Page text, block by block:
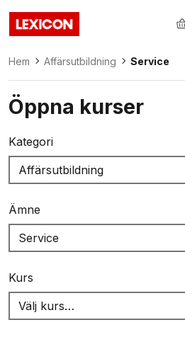
Lexicon
Hem Affärsutbildning Service
Öppna kurser
Kategori
Ämne
Kurs